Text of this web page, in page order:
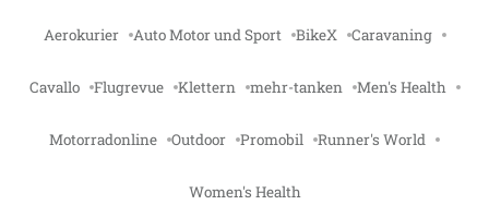
Aerokurier Auto Motor und Sport BikeX Caravaning
Cavallo Flugrevue Klettern mehr-tanken Men's Health
Motorradonline Outdoor Promobil Runner's World
Women's Health